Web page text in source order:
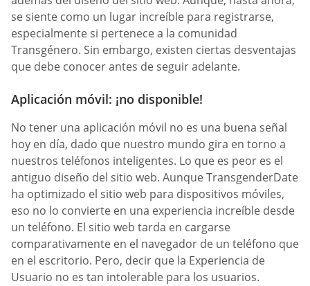
se siente como un lugar increíble para registrarse,
especialmente si pertenece a la comunidad
Transgénero. Sin embargo, existen ciertas desventajas
que debe conocer antes de seguir adelante.
Aplicación móvil: ¡no disponible!
No tener una aplicación móvil no es una buena señal
hoy en día, dado que nuestro mundo gira en torno a
nuestros teléfonos inteligentes. Lo que es peor es el
antiguo diseño del sitio web. Aunque TransgenderDate
ha optimizado el sitio web para dispositivos móviles,
eso no lo convierte en una experiencia increíble desde
un teléfono. El sitio web tarda en cargarse
comparativamente en el navegador de un teléfono que
en el escritorio. Pero, decir que la Experiencia de
Usuario no es tan intolerable para los usuarios.